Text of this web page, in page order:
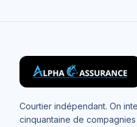
Courtier indépendant. On
cinquantaine de